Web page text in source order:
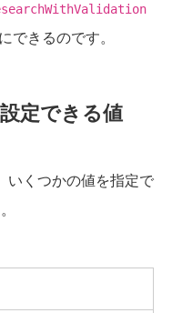
できるのです。
定できる値
いくつかの値を指定で